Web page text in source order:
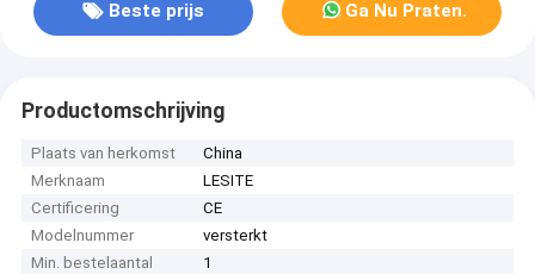
Beste prijs Ga Nu Praten.
Productomschrijving
Plaats van herkomst
China
Merknaam
LESITE
Certificering
CE
Modelnummer
versterkt
Min. bestelaantal
1